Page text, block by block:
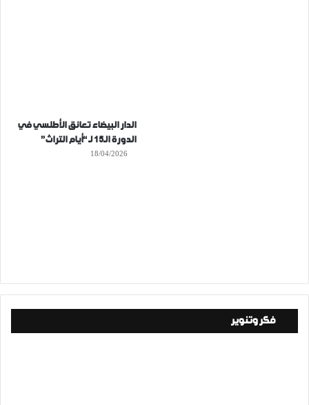
الدار البيضاء تعانق الأطلسي في
الدورة الـ15 لـ “أيام التراث”
18/04/2026
فكر وتنوير